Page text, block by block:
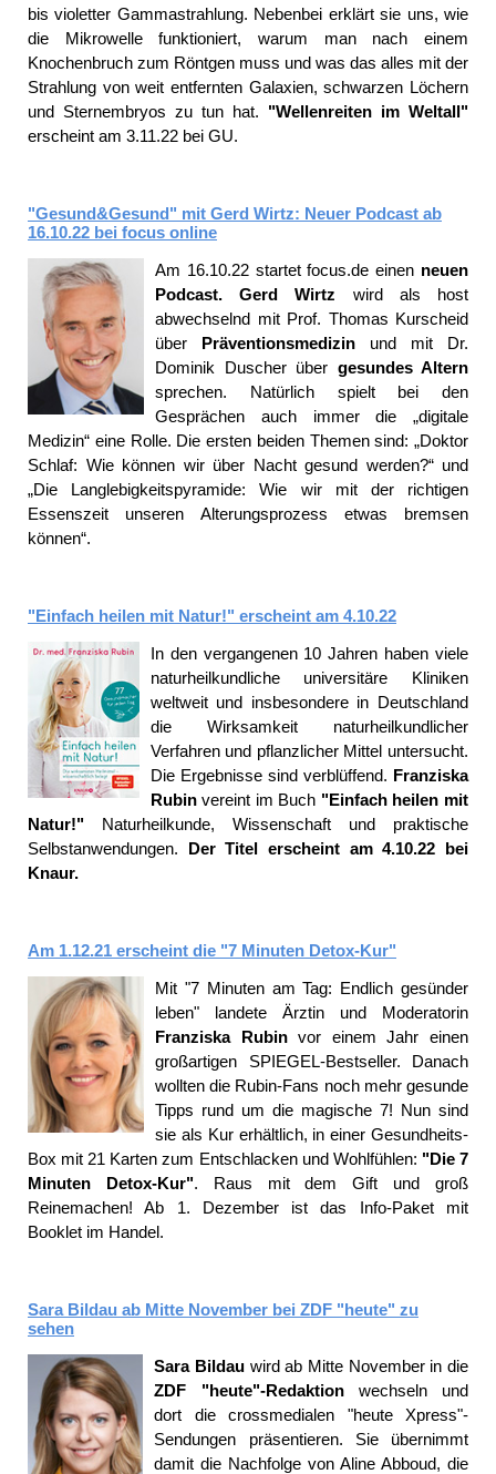
bis violetter Gammastrahlung. Nebenbei erklärt sie uns, wie
die Mikrowelle funktioniert, warum man nach einem
Knochenbruch zum Röntgen muss und was das alles mit der
Strahlung von weit entfernten Galaxien, schwarzen Löchern
und Sternembryos zu tun hat. "Wellenreiten im Weltall"
erscheint am 3.11.22 bei GU.
"Gesund&Gesund" mit Gerd Wirtz: Neuer Podcast ab
16.10.22 bei focus online
Am 16.10.22 startet focus.de einen neuen
Podcast. Gerd Wirtz wird als host
abwechselnd mit Prof. Thomas Kurscheid
über Präventionsmedizin und mit Dr.
Dominik Duscher über gesundes Altern
sprechen. Natürlich spielt bei den
Gesprächen auch immer die „digitale
Medizin“ eine Rolle. Die ersten beiden Themen sind: „Doktor
Schlaf: Wie können wir über Nacht gesund werden?“ und
„Die Langlebigkeitspyramide: Wie wir mit der richtigen
Essenszeit unseren Alterungsprozess etwas bremsen
können“.
"Einfach heilen mit Natur!" erscheint am 4.10.22
In den vergangenen 10 Jahren haben viele
naturheilkundliche universitäre Kliniken
weltweit und insbesondere in Deutschland
die Wirksamkeit naturheilkundlicher
Verfahren und pflanzlicher Mittel untersucht.
Die Ergebnisse sind verblüffend. Franziska
Rubin vereint im Buch "Einfach heilen mit
Natur!" Naturheilkunde, Wissenschaft und praktische
Selbstanwendungen. Der Titel erscheint am 4.10.22 bei
Knaur.
Am 1.12.21 erscheint die "7 Minuten Detox-Kur"
Mit "7 Minuten am Tag: Endlich gesünder
leben" landete Ärztin und Moderatorin
Franziska Rubinvor einem Jahr einen
großartigen SPIEGEL-Bestseller. Danach
wollten die Rubin-Fans noch mehr gesunde
Tipps rund um die magische 7! Nun sind
sie als Kur erhältlich, in einer Gesundheits-
Box mit 21 Karten zum Entschlacken und Wohlfühlen: "Die 7
Minuten Detox-Kur". Raus mit dem Gift und groß
Reinemachen! Ab 1. Dezember ist das Info-Paket mit
Booklet im Handel.
Sara Bildau ab Mitte November bei ZDF "heute" zu
sehen
Sara Bildau wird ab Mitte November in die
ZDF "heute"-Redaktionwechseln und
dort die crossmedialen "heute Xpress"-
Sendungen präsentieren. Sie übernimmt
damit die Nachfolge von Aline Abboud, die